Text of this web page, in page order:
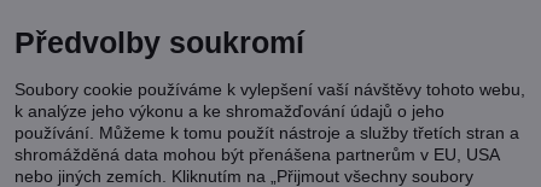
Předvolby soukromí
Soubory cookie používáme k vylepšení vaší návštěvy tohoto webu,
k analýze jeho výkonu a ke shromažďování údajů o jeho
používání. Můžeme k tomu použít nástroje a služby třetích stran a
shromážděná data mohou být přenášena partnerům v EU, USA
nebo jiných zemích. Kliknutím na „Přijmout všechny soubory